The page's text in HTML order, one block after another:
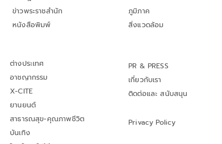
ข่าวพระราชสำนัก
หนังสือพิมพ์
ภูมิภาค
สิ่งแวดล้อม
ต่างประเทศ
อาชญากรรม
X-CITE
ยานยนต์
สาธารณสุข-คุณภาพชีวิต
บันเทิง
PR & PRESS
เกี่ยวกับเรา
ติดต่อและ สนับสนุน
Privacy Policy